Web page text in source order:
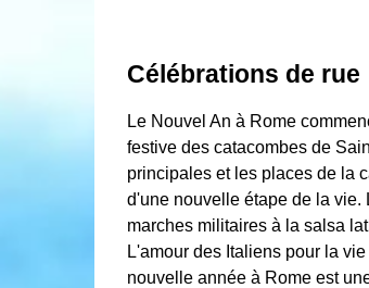
Célébrations de rue
Le Nouvel An à Rome
festive des catacombes de
principales et les places de la
d'une nouvelle étape de la vie.
marches militaires à la salsa
L'amour des Italiens pour la
nouvelle année à Rome est